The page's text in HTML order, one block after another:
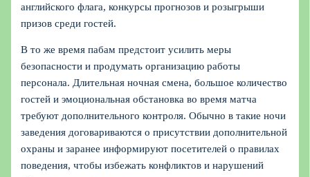
английского флага, конкурсы прогнозов и розыгрыши
призов среди гостей.
В то же время пабам предстоит усилить меры
безопасности и продумать организацию работы
персонала. Длительная ночная смена, большое количество
гостей и эмоциональная обстановка во время матча
требуют дополнительного контроля. Обычно в такие ночи
заведения договариваются о присутствии дополнительной
охраны и заранее информируют посетителей о правилах
поведения, чтобы избежать конфликтов и нарушений